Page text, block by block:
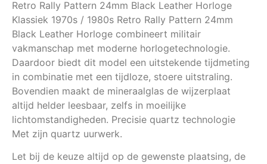
Retro Rally Pattern 24mm Black Leather Horloge
Klassiek 1970s / 1980s Retro Rally Pattern 24mm
Black Leather Horloge combineert militair
vakmanschap met moderne horlogetechnologie.
Daardoor biedt dit model een uitstekende tijdmeting
in combinatie met een tijdloze, stoere uitstraling.
Bovendien maakt de mineraalglas de wijzerplaat
altijd helder leesbaar, zelfs in moeilijke
lichtomstandigheden. Precisie quartz technologie
Met zijn quartz uurwerk.
Let bij de keuze altijd op de gewenste plaatsing, de